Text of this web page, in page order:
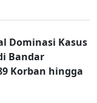
Dominasi Kasus
Bandar
Korban hingga